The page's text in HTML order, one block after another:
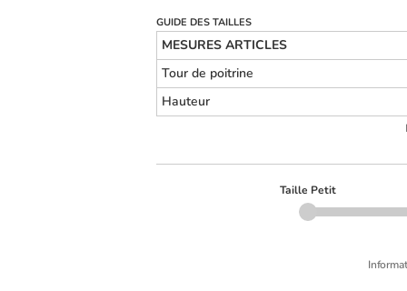
GUIDE DES TAILLES
MESURES ARTICLES
Tour de poitrine
Hauteur
Taille Petit